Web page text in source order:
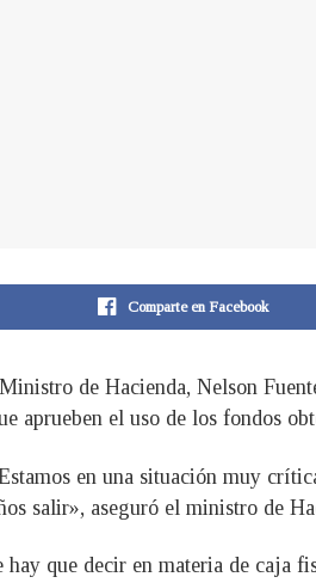
Comparte en Facebook
de Hacienda, Nelson
aprueben el uso de los fondos
en una situación muy
salir», aseguró el ministro de
hay que decir en materia de caja